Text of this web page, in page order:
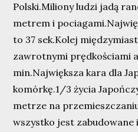
Polski.Miliony ludzi jadą
metrem i
to 37 sek.Kolej
zawrotnymi prędkościami
min.Największa kara dla
komórkę.1/3 życia
metrze na
wszystko jest